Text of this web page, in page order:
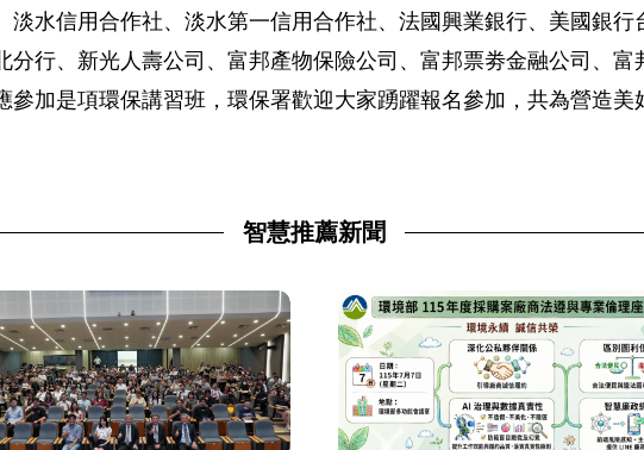
淡水信用合作社、淡水第一信用合作社、法國興業銀行、美國銀
分行、新光人壽公司、富邦產物保險公司、富邦票劵金融公司、
加是項環保講習班，環保署歡迎大家踴躍報名參加，共為營造美
智慧推薦新聞